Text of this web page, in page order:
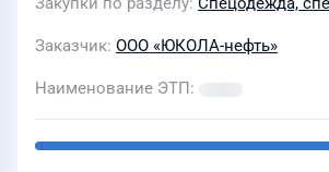
Заказчик ООО «ЮКОЛА-нефть»
Наименование ЭТП